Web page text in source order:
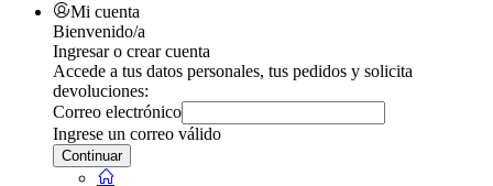
Mi cuenta
Bienvenido/a
Ingresar o crear cuenta
Accede a tus datos personales, tus pedidos y solicita
devoluciones:
Correo electrónico
Ingrese un correo válido
Continuar